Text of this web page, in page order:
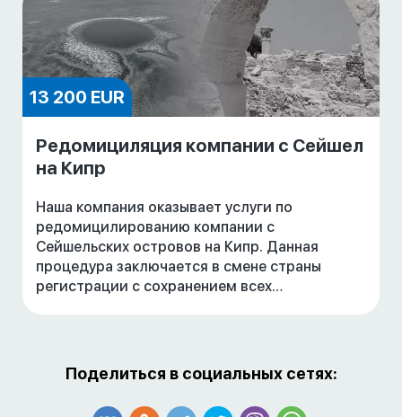
13 200 EUR
Редомициляция компании с Сейшел
на Кипр
Наша компания оказывает услуги по
редомицилированию компании с
Сейшельских островов на Кипр. Данная
процедура заключается в смене страны
регистрации с сохранением всех
Поделиться в социальных сетях: